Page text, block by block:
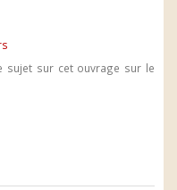
sujet sur cet ouvrage sur le